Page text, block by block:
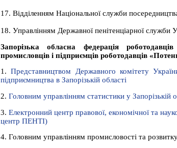
17. Відділенням Національної служби
18. Управлінням Державної пенітенціарної служби
Запорізька обласна федерація
промисловців і підприємців роботодавців
1. Представництвом Державного комітету
підприємництва в Запорізькій області
2. Головним управлінням статистики у Запорізькій
3. Електронний центр правової, економічної та
центр ПЕНТІ)
4. Головним управлінням промисловості та